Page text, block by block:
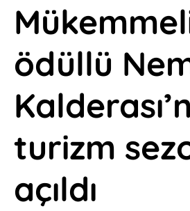
ödüllü
turizm
açıldı